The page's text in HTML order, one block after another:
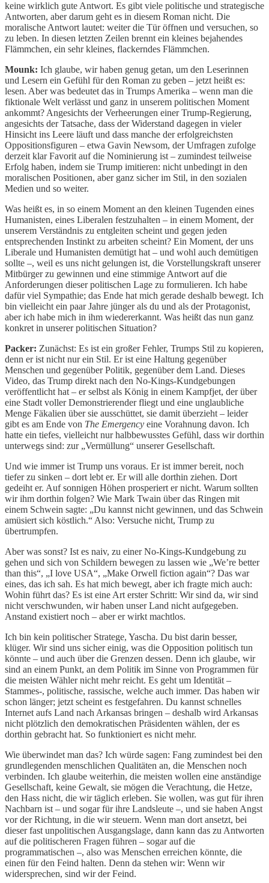
keine wirklich gute Antwort. Es gibt viele politische und strategische
Antworten, aber darum geht es in diesem Roman nicht. Die
moralische Antwort lautet: weiter die Tür öffnen und versuchen, so
zu leben. In diesen letzten Zeilen brennt ein kleines bejahendes
Flämmchen, ein sehr kleines, flackerndes Flämmchen.
Mounk: Ich glaube, wir haben genug getan, um den Leserinnen
und Lesern ein Gefühl für den Roman zu geben – jetzt heißt es:
lesen. Aber was bedeutet das in Trumps Amerika – wenn man die
fiktionale Welt verlässt und ganz in unserem politischen Moment
ankommt? Angesichts der Verheerungen einer Trump-Regierung,
angesichts der Tatsache, dass der Widerstand dagegen in vieler
Hinsicht ins Leere läuft und dass manche der erfolgreichsten
Oppositionsfiguren – etwa Gavin Newsom, der Umfragen zufolge
derzeit klar Favorit auf die Nominierung ist – zumindest teilweise
Erfolg haben, indem sie Trump imitieren: nicht unbedingt in den
moralischen Positionen, aber ganz sicher im Stil, in den sozialen
Medien und so weiter.
Was heißt es, in so einem Moment an den kleinen Tugenden eines
Humanisten, eines Liberalen festzuhalten – in einem Moment, der
unserem Verständnis zu entgleiten scheint und gegen jeden
entsprechenden Instinkt zu arbeiten scheint? Ein Moment, der uns
Liberale und Humanisten demütigt hat – und wohl auch demütigen
sollte –, weil es uns nicht gelungen ist, die Vorstellungskraft unserer
Mitbürger zu gewinnen und eine stimmige Antwort auf die
Anforderungen dieser politischen Lage zu formulieren. Ich habe
dafür viel Sympathie; das Ende hat mich gerade deshalb bewegt. Ich
bin vielleicht ein paar Jahre jünger als du und als der Protagonist,
aber ich habe mich in ihm wiedererkannt. Was heißt das nun ganz
konkret in unserer politischen Situation?
Packer: Zunächst: Es ist ein großer Fehler, Trumps Stil zu kopieren,
denn er ist nicht nur ein Stil. Er ist eine Haltung gegenüber
Menschen und gegenüber Politik, gegenüber dem Land. Dieses
Video, das Trump direkt nach den No-Kings-Kundgebungen
veröffentlicht hat – er selbst als König in einem Kampfjet, der über
eine Stadt voller Demonstrierender fliegt und eine unglaubliche
Menge Fäkalien über sie ausschüttet, sie damit überzieht – leider
gibt es am Ende von The Emergency eine Vorahnung davon. Ich
hatte ein tiefes, vielleicht nur halbbewusstes Gefühl, dass wir dorthin
unterwegs sind: zur „Vermüllung“ unserer Gesellschaft.
Und wie immer ist Trump uns voraus. Er ist immer bereit, noch
tiefer zu sinken – dort lebt er. Er will alle dorthin ziehen. Dort
gedeiht er. Auf sonnigen Höhen prosperiert er nicht. Warum sollten
wir ihm dorthin folgen? Wie Mark Twain über das Ringen mit
einem Schwein sagte: „Du kannst nicht gewinnen, und das Schwein
amüsiert sich köstlich.“ Also: Versuche nicht, Trump zu
übertrumpfen.
Aber was sonst? Ist es naiv, zu einer No-Kings-Kundgebung zu
gehen und sich von Schildern bewegen zu lassen wie „We’re better
than this“, „I love USA“, „Make Orwell fiction again“? Das war
eines, das ich sah. Es hat mich bewegt, aber ich fragte mich auch:
Wohin führt das? Es ist eine Art erster Schritt: Wir sind da, wir sind
nicht verschwunden, wir haben unser Land nicht aufgegeben.
Anstand existiert noch – aber er wirkt machtlos.
Ich bin kein politischer Stratege, Yascha. Du bist darin besser,
klüger. Wir sind uns sicher einig, was die Opposition politisch tun
könnte – und auch über die Grenzen dessen. Denn ich glaube, wir
sind an einem Punkt, an dem Politik im Sinne von Programmen für
die meisten Wähler nicht mehr reicht. Es geht um Identität –
Stammes-, politische, rassische, welche auch immer. Das haben wir
schon länger; jetzt scheint es festgefahren. Du kannst schnelles
Internet aufs Land nach Arkansas bringen – deshalb wird Arkansas
nicht plötzlich den demokratischen Präsidenten wählen, der es
dorthin gebracht hat. So funktioniert es nicht mehr.
Wie überwindet man das? Ich würde sagen: Fang zumindest bei den
grundlegenden menschlichen Qualitäten an, die Menschen noch
verbinden. Ich glaube weiterhin, die meisten wollen eine anständige
Gesellschaft, keine Gewalt, sie mögen die Verachtung, die Hetze,
den Hass nicht, die wir täglich erleben. Sie wollen, was gut für ihren
Nachbarn ist – und sogar für ihre Landsleute –, und sie haben Angst
vor der Richtung, in die wir steuern. Wenn man dort ansetzt, bei
dieser fast unpolitischen Ausgangslage, dann kann das zu Antworten
auf die politischeren Fragen führen – sogar auf die
programmatischen –, also was Menschen erreichen könnte, die
einen für den Feind halten. Denn da stehen wir: Wenn wir
widersprechen, sind wir der Feind.